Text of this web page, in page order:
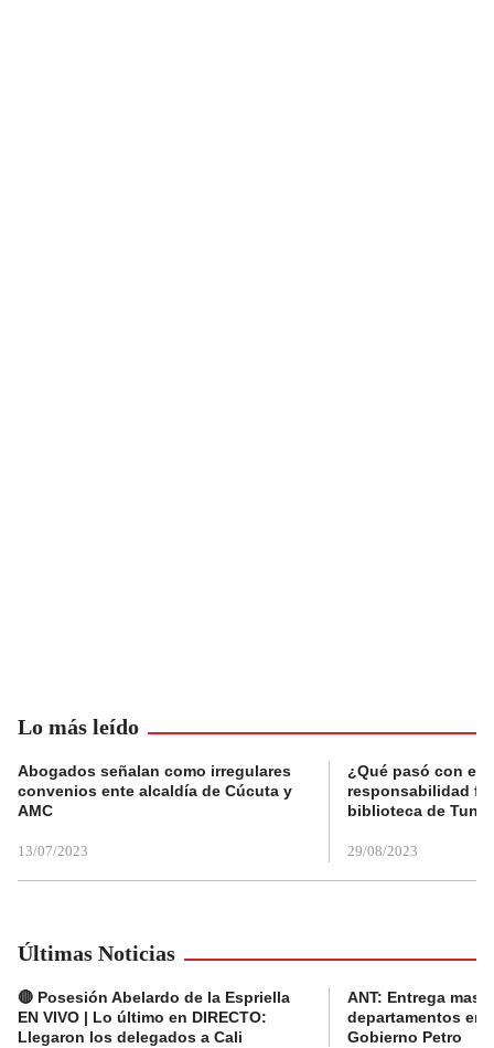
Lo más leído
Abogados señalan como irregulares
convenios ente alcaldía de Cúcuta y
AMC
13/07/2023
¿Qué pasó con el
responsabilidad
biblioteca de
29/08/2023
Últimas Noticias
🔴 Posesión Abelardo de la Espriella
EN VIVO | Lo último en DIRECTO:
Llegaron los delegados a Cali
ANT: Entrega
departamentos en
Gobierno Petro